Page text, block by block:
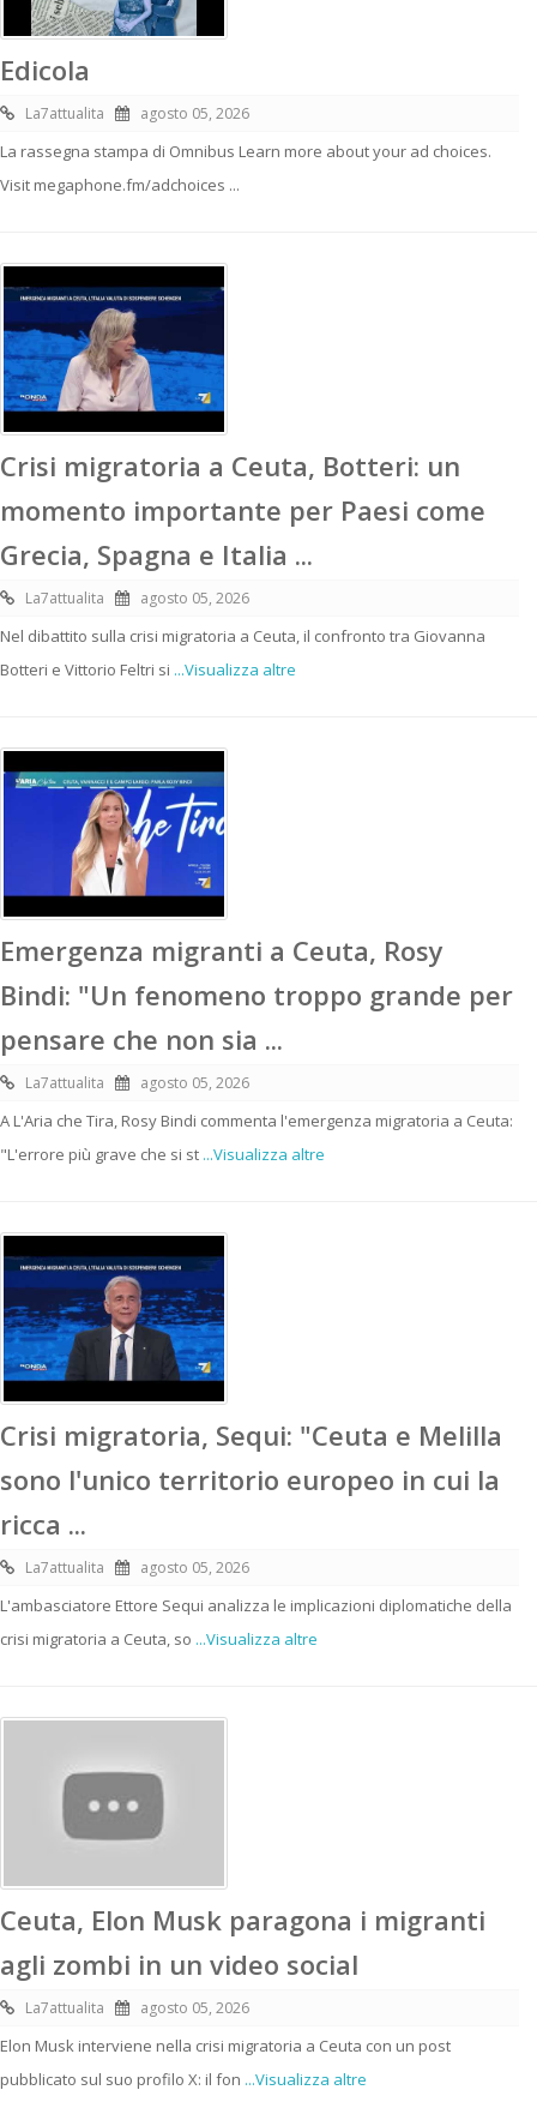
Edicola
La7attualita agosto 05, 2026
La rassegna stampa di Omnibus Learn more about your ad choices.
Visit megaphone.fm/adchoices ...
Crisi migratoria a Ceuta, Botteri: un
momento importante per Paesi come
Grecia, Spagna e Italia ...
La7attualita agosto 05, 2026
Nel dibattito sulla crisi migratoria a Ceuta, il confronto tra Giovanna
Botteri e Vittorio Feltri si ...Visualizza altre
Emergenza migranti a Ceuta, Rosy
Bindi: "Un fenomeno troppo grande per
pensare che non sia ...
La7attualita agosto 05, 2026
A L'Aria che Tira, Rosy Bindi commenta l'emergenza migratoria a Ceuta:
"L'errore più grave che si st ...Visualizza altre
Crisi migratoria, Sequi: "Ceuta e Melilla
sono l'unico territorio europeo in cui la
ricca ...
La7attualita agosto 05, 2026
L'ambasciatore Ettore Sequi analizza le implicazioni diplomatiche della
crisi migratoria a Ceuta, so ...Visualizza altre
Ceuta, Elon Musk paragona i migranti
agli zombi in un video social
La7attualita agosto 05, 2026
Elon Musk interviene nella crisi migratoria a Ceuta con un post
pubblicato sul suo profilo X: il fon ...Visualizza altre